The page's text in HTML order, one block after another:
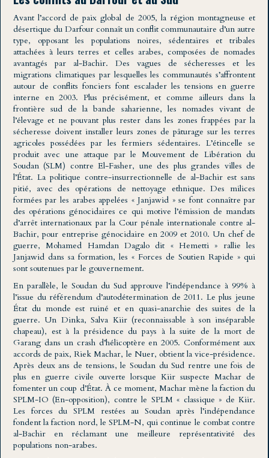
Avant l’accord de paix global de 2005, la région montagneuse et
désertique du Darfour connaît un conflit communautaire d’un autre
type, opposant les populations noires, sédentaires et tribales
attachées à leurs terres et celles arabes, composées de nomades
avantagés par al-Bachir. Des vagues de sécheresses et les
migrations climatiques par lesquelles les communautés s’affrontent
autour de conflits fonciers font escalader les tensions en guerre
interne en 2003. Plus précisément, et comme ailleurs dans la
frontière sud de la bande saharienne, les nomades vivant de
l’élevage et ne pouvant plus rester dans les zones frappées par la
sécheresse doivent installer leurs zones de pâturage sur les terres
agricoles possédées par les fermiers sédentaires. L’étincelle se
produit avec une attaque par le Mouvement de Libération du
Soudan (SLM) contre El-Fasher, une des plus grandes villes de
l’État. La politique contre-insurrectionnelle de al-Bachir est sans
pitié, avec des opérations de nettoyage ethnique. Des milices
formées par les arabes appelées « Janjawid » se font connaître par
des opérations génocidaires ce qui motive l’émission de mandats
d’arrêt internationaux par la Cour pénale internationale contre al-
Bachir, pour entreprise génocidaire en 2009 et 2010. Un chef de
guerre, Mohamed Hamdan Dagalo dit « Hemetti » rallie les
Janjawid dans sa formation, les « Forces de Soutien Rapide » qui
sont soutenues par le gouvernement.
En parallèle, le Soudan du Sud approuve l’indépendance à 99% à
l’issue du référendum d’autodétermination de 2011. Le plus jeune
État du monde est ruiné et en quasi-anarchie des suites de la
guerre. Un Dinka, Salva Kiir (reconnaissable à son inséparable
chapeau), est à la présidence du pays à la suite de la mort de
Garang dans un crash d’hélicoptère en 2005. Conformément aux
accords de paix, Riek Machar, le Nuer, obtient la vice-présidence.
Après deux ans de tensions, le Soudan du Sud rentre une fois de
plus en guerre civile ouverte lorsque Kiir suspecte Machar de
fomenter un coup d’État. À ce moment, Machar mène la faction du
SPLM-IO (En-opposition), contre le SPLM « classique » de Kiir.
Les forces du SPLM restées au Soudan après l’indépendance
fondent la faction nord, le SPLM-N, qui continue le combat contre
al-Bachir en réclamant une meilleure représentativité des
populations non-arabes.